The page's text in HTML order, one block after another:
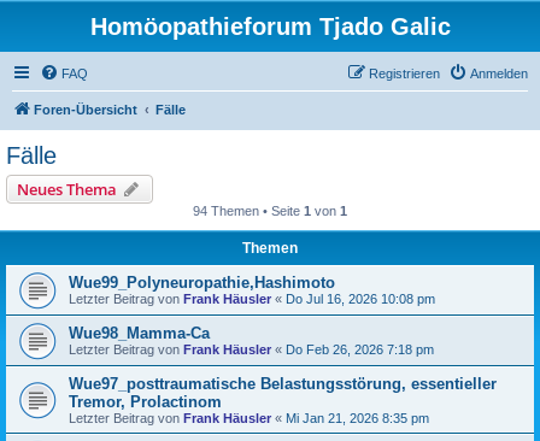
Homöopathieforum Tjado Galic
FAQ Anmelden
Registrieren
Foren-Übersicht Fälle
Fälle
Neues Thema
94 Themen • Seite 1 von 1
Themen
Wue99_Polyneuropathie,Hashimoto
Letzter Beitrag von Frank Häusler « Do Jul 16, 2026 10:08 pm
Wue98_Mamma-Ca
Letzter Beitrag von Frank Häusler « Do Feb 26, 2026 7:18 pm
Wue97_posttraumatische Belastungsstörung, essentieller
Tremor, Prolactinom
Letzter Beitrag von Frank Häusler « Mi Jan 21, 2026 8:35 pm